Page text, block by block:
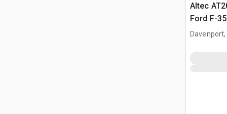
Altec
Ford F-
Nacelle
Davenport,